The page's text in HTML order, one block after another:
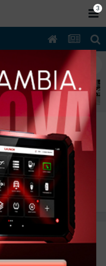
1500cc 3sz-VE
ricambi(supporti
DI SARTINI
3